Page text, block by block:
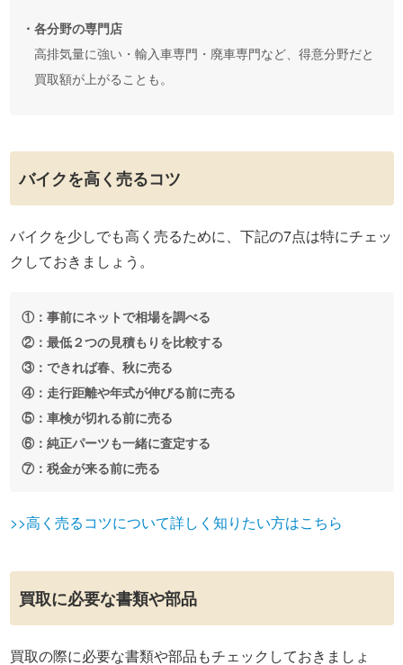
・各分野の専門店
高排気量に強い・輸入車専門・廃車専門など、得意分野だと
買取額が上がることも。
バイクを高く売るコツ
バイクを少しでも高く売るために、下記の7点は特にチェッ
クしておきましょう。
①：事前にネットで相場を調べる
②：最低２つの見積もりを比較する
③：できれば春、秋に売る
④：走行距離や年式が伸びる前に売る
⑤：車検が切れる前に売る
⑥：純正パーツも一緒に査定する
⑦：税金が来る前に売る
>>高く売るコツについて詳しく知りたい方はこちら
買取に必要な書類や部品
買取の際に必要な書類や部品もチェックしておきましょ